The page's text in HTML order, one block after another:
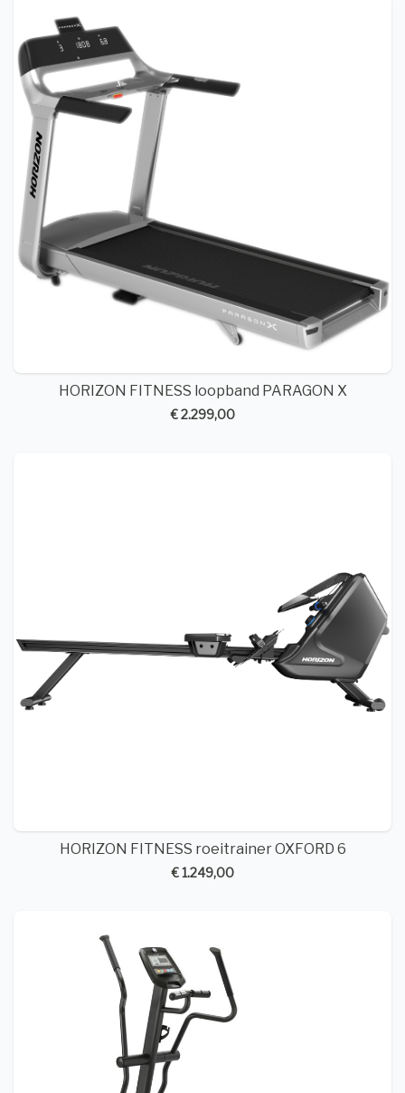
HORIZON FITNESS loopband PARAGON X
€ 2.299,00
HORIZON FITNESS roeitrainer OXFORD 6
€ 1.249,00